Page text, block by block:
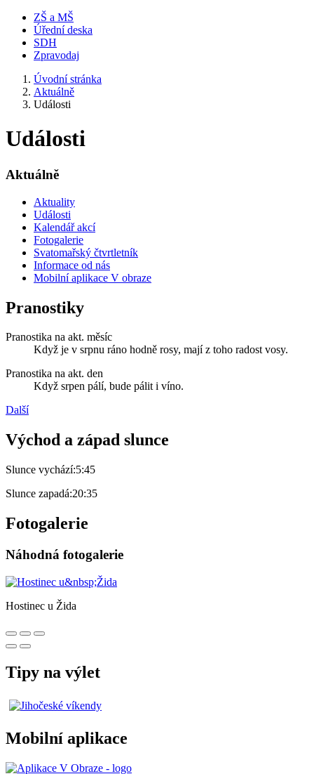
ZŠ a MŠ
Úřední deska
SDH
Zpravodaj
Úvodní stránka
Aktuálně
Události
Události
Aktuálně
Aktuality
Události
Kalendář akcí
Fotogalerie
Svatomařský čtvrtletník
Informace od nás
Mobilní aplikace V obraze
Pranostiky
Pranostika na akt. měsíc
Když je v srpnu ráno hodně rosy, mají z toho radost vosy.
Pranostika na akt. den
Když srpen pálí, bude pálit i víno.
Další
Východ a západ slunce
Slunce vychází:5:45
Slunce zapadá:20:35
Fotogalerie
Náhodná fotogalerie
Hostinec u Žida
Tipy na výlet
Mobilní aplikace